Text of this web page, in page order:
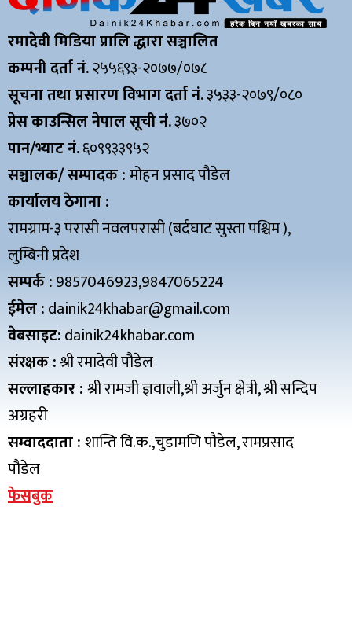
रमादेवी मिडिया प्रालि द्धारा सञ्चालित
कम्पनी दर्ता नं.२५५६९३-२०७७/०७८
सूचना तथा प्रसारण विभाग दर्ता नं.३५३३-२०७९/०८०
प्रेस काउन्सिल नेपाल सूची नं.३७०२
पान/भ्याट नं.६०९९३३९५२
सञ्चालक/ सम्पादक :मोहन प्रसाद पौडेल
कार्यालय ठेगाना :
रामग्राम-३ परासी नवलपरासी (बर्दघाट सुस्ता पश्चिम ),
लुम्बिनी प्रदेश
सम्पर्क :9857046923,9847065224
ईमेल :dainik24khabar@gmail.com
वेबसाइट:dainik24khabar.com
संरक्षक :श्री रमादेवी पौडेल
सल्लाहकार :श्री रामजी ज्ञवाली,श्री अर्जुन क्षेत्री, श्री सन्दिप
अग्रहरी
सम्वाददाता :शान्ति वि.क.,चुडामणि पौडेल, रामप्रसाद
पौडेल
फेसबुक